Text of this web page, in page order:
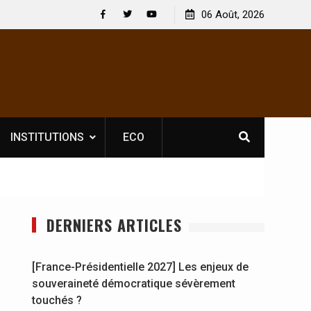
licence obligatoire pour les spectacles : En
l’opérateur culturel Soldat Jahboy se
[France-
souveraineté
06 Août, 2026
INSTITUTIONS ECO
DERNIERS ARTICLES
[France-Présidentielle 2027] Les enjeux de
souveraineté démocratique sévèrement
touchés ?